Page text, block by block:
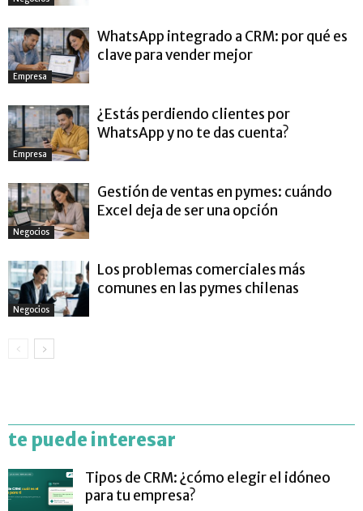
Empresa
WhatsApp integrado a CRM: por qué es
clave para vender mejor
Empresa
¿Estás perdiendo clientes por
WhatsApp y no te das cuenta?
Negocios
Gestión de ventas en pymes: cuándo
Excel deja de ser una opción
Negocios
Los problemas comerciales más
comunes en las pymes chilenas
te puede interesar
Tipos de CRM: ¿cómo elegir el idóneo
para tu empresa?